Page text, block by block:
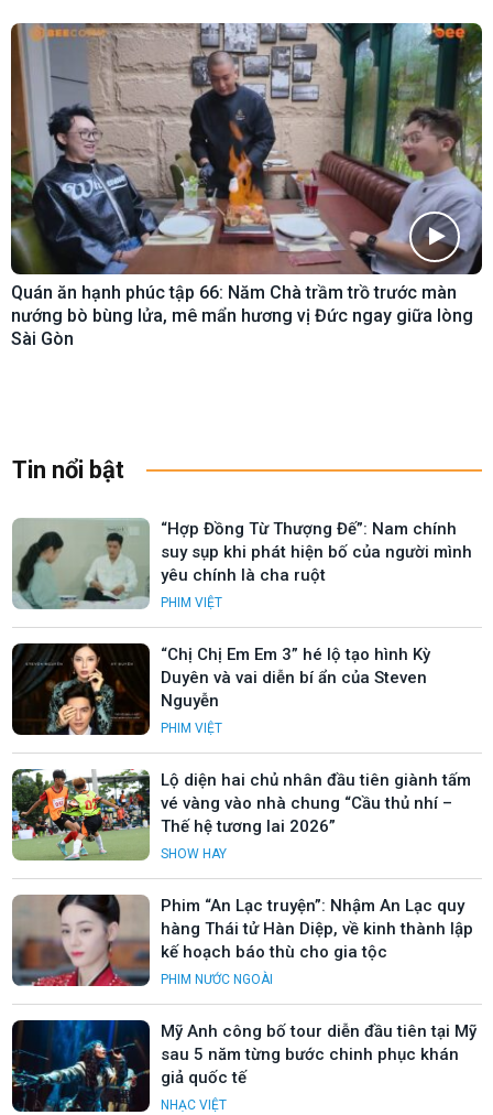
Quán ăn hạnh phúc tập 66: Năm Chà trầm trồ trước màn
nướng bò bùng lửa, mê mẩn hương vị Đức ngay giữa lòng
Sài Gòn
Tin nổi bật
“Hợp Đồng Từ Thượng Đế”: Nam chính
suy sụp khi phát hiện bố của người mình
yêu chính là cha ruột
PHIM VIỆT
“Chị Chị Em Em 3” hé lộ tạo hình Kỳ
Duyên và vai diễn bí ẩn của Steven
Nguyễn
PHIM VIỆT
Lộ diện hai chủ nhân đầu tiên giành tấm
vé vàng vào nhà chung “Cầu thủ nhí –
Thế hệ tương lai 2026”
SHOW HAY
Phim “An Lạc truyện”: Nhậm An Lạc quy
hàng Thái tử Hàn Diệp, về kinh thành lập
kế hoạch báo thù cho gia tộc
PHIM NƯỚC NGOÀI
Mỹ Anh công bố tour diễn đầu tiên tại Mỹ
sau 5 năm từng bước chinh phục khán
giả quốc tế
NHẠC VIỆT